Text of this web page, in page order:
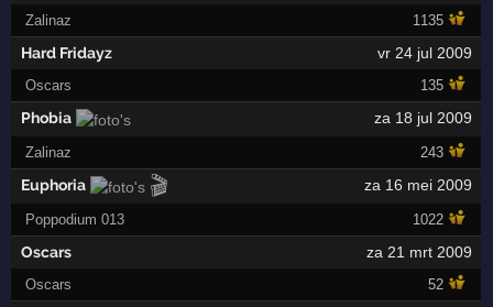
Zalinaz 1135
Hard Fridayz vr 24 jul 2009
Oscars 135
Phobia za 18 jul 2009
Zalinaz 243
Euphoria 🎬 za 16 mei 2009
Poppodium 013 1022
Oscars za 21 mrt 2009
Oscars 52